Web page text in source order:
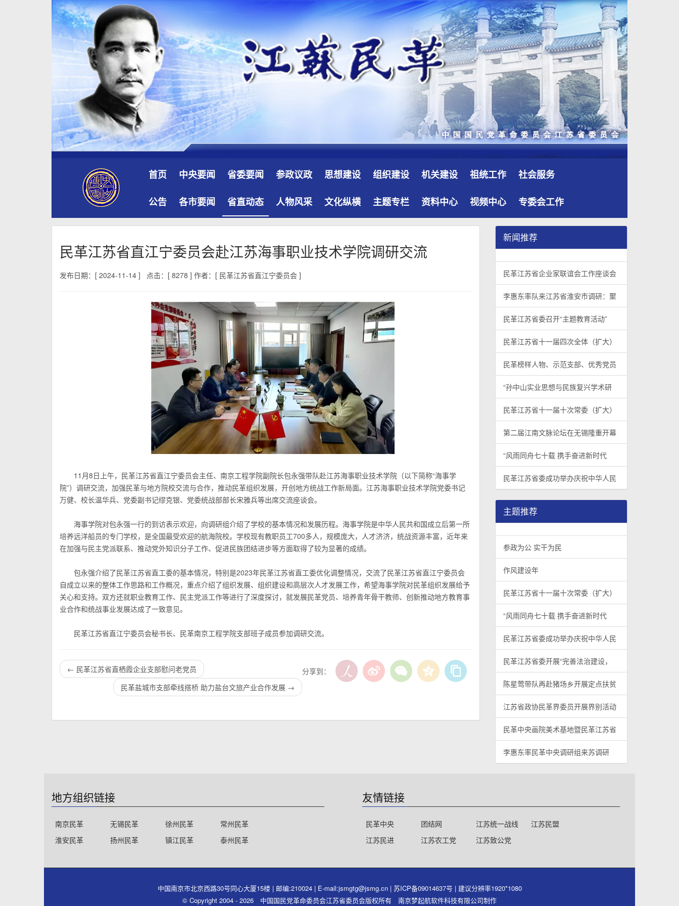
首页 中央要闻 省委要闻 参政议政 思想建设 组织建设 机关建设 祖统工作 社会服务
公告 各市要闻 省直动态 人物风采 文化纵横 主题专栏 资料中心 视频中心 专委会工作
民革江苏省直江宁委员会赴江苏海事职业技术学院调研交流
发布日期：[ 2024-11-14 ] 点击：[ 8278 ] 作者：[ 民革江苏省直江宁委员会 ]
11月8日上午，民革江苏省直江宁委员会主任、南京工程学院副院长包永强带队赴江苏海事职业技术学院（以下简称“海事学
院”）调研交流，加强民革与地方院校交流与合作，推动民革组织发展，开创地方统战工作新局面。江苏海事职业技术学院党委书记
万健、校长温华兵、党委副书记缪克银、党委统战部部长宋雅兵等出席交流座谈会。
海事学院对包永强一行的到访表示欢迎，向调研组介绍了学校的基本情况和发展历程。海事学院是中华人民共和国成立后第一所
培养远洋船员的专门学校，是全国最受欢迎的航海院校。学校现有教职员工700多人，规模庞大，人才济济，统战资源丰富，近年来
在加强与民主党派联系、推动党外知识分子工作、促进民族团结进步等方面取得了较为显著的成绩。
包永强介绍了民革江苏省直工委的基本情况，特别是2023年民革江苏省直工委优化调整情况，交流了民革江苏省直江宁委员会
自成立以来的整体工作思路和工作概况，重点介绍了组织发展、组织建设和高层次人才发展工作，希望海事学院对民革组织发展给予
关心和支持。双方还就职业教育工作、民主党派工作等进行了深度探讨，就发展民革党员、培养青年骨干教师、创新推动地方教育事
业合作和统战事业发展达成了一致意见。
民革江苏省直江宁委员会秘书长、民革南京工程学院支部班子成员参加调研交流。
分享到：
← 民革江苏省直栖霞企业支部慰问老党员
民革盐城市支部牵线搭桥 助力盐台文旅产业合作发展 →
新闻推荐
民革江苏省企业家联谊会工作座谈会在宁召开
1/3 李惠东率队来江苏省淮安市调研：聚焦民革党
2/3 民革江苏省委召开“主题教育活动” 领导班子民
3/3
民革江苏省企业家联谊会工作座谈会
李惠东率队来江苏省淮安市调研：聚
民革江苏省委召开“主题教育活动”
民革江苏省十一届四次全体（扩大）
民革榜样人物、示范支部、优秀党员
“孙中山实业思想与民族复兴学术研
民革江苏省十一届十次常委（扩大）
第二届江南文脉论坛在无锡隆重开幕
“风雨同舟七十载 携手奋进新时代
民革江苏省委成功举办庆祝中华人民
主题推荐
参政为公 实干为民
作风建设年
民革江苏省十一届十次常委（扩大）
“风雨同舟七十载 携手奋进新时代
民革江苏省委成功举办庆祝中华人民
民革江苏省委开展“完善法治建设，
陈星莺带队再赴猪场乡开展定点扶贫
江苏省政协民革界委员开展界别活动
民革中央画院美术基地暨民革江苏省
李惠东率民革中央调研组来苏调研
地方组织链接
南京民革 无锡民革 徐州民革
常州民革
淮安民革
扬州民革 镇江民革 泰州民革
友情链接
民革中央 团结网 江苏统一战线
江苏民盟
江苏民进
江苏农工党 江苏致公党
中国南京市北京西路30号同心大厦15楼 | 邮编:210024 | E-mail:jsmgtg@jsmg.cn | 苏ICP备09014637号 | 建议分辨率1920*1080
© Copyright 2004 - 2026 中国国民党革命委员会江苏省委员会版权所有 南京梦起航软件科技有限公司制作